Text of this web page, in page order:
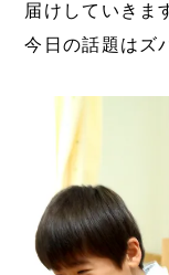
届けしていきま
今日の話題はズ